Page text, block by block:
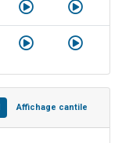
Affichage cantile